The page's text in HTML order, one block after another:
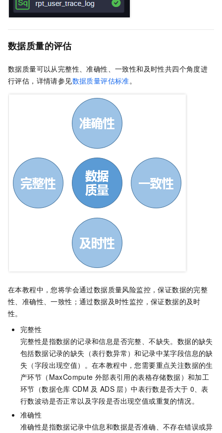
数据质量的评估
数据质量可以从完整性、准确性、一致性和及时性共四个角度进
行评估，详情请参见数据质量评估标准。
在本教程中，您将学会通过数据质量风险监控，保证数据的完整
性、准确性、一致性；通过数据及时性监控，保证数据的及时
性。
完整性
完整性是指数据的记录和信息是否完整、不缺失。数据的缺失
包括数据记录的缺失（表行数异常）和记录中某字段信息的缺
失（字段出现空值）。在本教程中，您需要重点关注数据的生
产环节（MaxCompute 外部表引用的表格存储数据）和加工
环节（数据仓库 CDM 及 ADS 层）中表行数是否大于 0、表
行数波动是否正常以及字段是否出现空值或重复的情况。
准确性
准确性是指数据记录中信息和数据是否准确、不存在错误或异